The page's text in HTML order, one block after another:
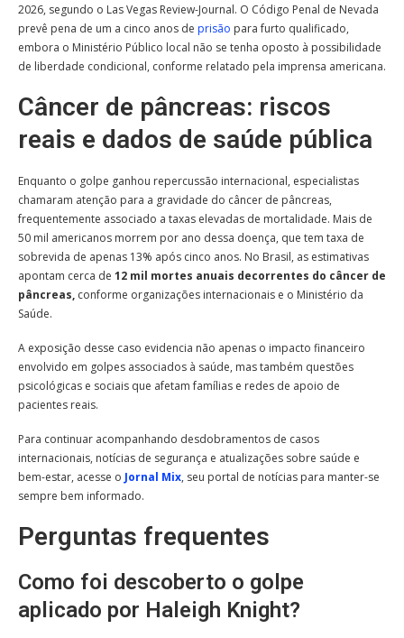
2026, segundo o Las Vegas Review-Journal. O Código Penal de Nevada
prevê pena de um a cinco anos de prisão para furto qualificado,
embora o Ministério Público local não se tenha oposto à possibilidade
de liberdade condicional, conforme relatado pela imprensa americana.
Câncer de pâncreas: riscos
reais e dados de saúde pública
Enquanto o golpe ganhou repercussão internacional, especialistas
chamaram atenção para a gravidade do câncer de pâncreas,
frequentemente associado a taxas elevadas de mortalidade. Mais de
50 mil americanos morrem por ano dessa doença, que tem taxa de
sobrevida de apenas 13% após cinco anos. No Brasil, as estimativas
apontam cerca de 12 mil mortes anuais decorrentes do câncer de
pâncreas, conforme organizações internacionais e o Ministério da
Saúde.
A exposição desse caso evidencia não apenas o impacto financeiro
envolvido em golpes associados à saúde, mas também questões
psicológicas e sociais que afetam famílias e redes de apoio de
pacientes reais.
Para continuar acompanhando desdobramentos de casos
internacionais, notícias de segurança e atualizações sobre saúde e
bem-estar, acesse o Jornal Mix, seu portal de notícias para manter-se
sempre bem informado.
Perguntas frequentes
Como foi descoberto o golpe
aplicado por Haleigh Knight?